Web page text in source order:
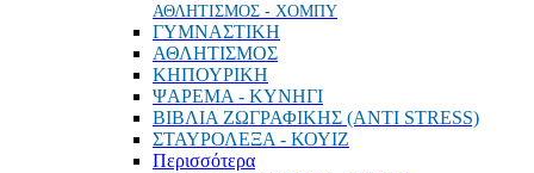
ΑΘΛΗΤΙΣΜΟΣ - ΧΟΜΠΥ
ΓΥΜΝΑΣΤΙΚΗ
ΑΘΛΗΤΙΣΜΟΣ
ΚΗΠΟΥΡΙΚΗ
ΨΑΡΕΜΑ - ΚΥΝΗΓΙ
ΒΙΒΛΙΑ ΖΩΓΡΑΦΙΚΗΣ (ANTI STRESS)
ΣΤΑΥΡΟΛΕΞΑ - ΚΟΥΙΖ
Περισσότερα